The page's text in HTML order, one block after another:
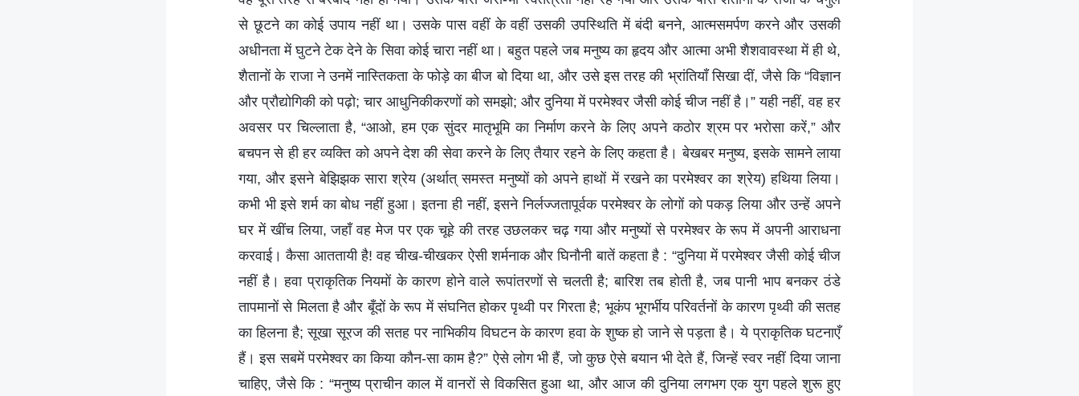
से छूटने का कोई उपाय नहीं था। उसके पास वहीं के वहीं उसकी उपस्थिति में बंदी बनने, आत्मसमर्पण करने और उसकी
अधीनता में घुटने टेक देने के सिवा कोई चारा नहीं था। बहुत पहले जब मनुष्य का हृदय और आत्मा अभी शैशवावस्था में ही थे,
शैतानों के राजा ने उनमें नास्तिकता के फोड़े का बीज बो दिया था, और उसे इस तरह की भ्रांतियाँ सिखा दीं, जैसे कि “विज्ञान
और प्रौद्योगिकी को पढ़ो; चार आधुनिकीकरणों को समझो; और दुनिया में परमेश्वर जैसी कोई चीज नहीं है।” यही नहीं, वह हर
अवसर पर चिल्लाता है, “आओ, हम एक सुंदर मातृभूमि का निर्माण करने के लिए अपने कठोर श्रम पर भरोसा करें,” और
बचपन से ही हर व्यक्ति को अपने देश की सेवा करने के लिए तैयार रहने के लिए कहता है। बेखबर मनुष्य, इसके सामने लाया
गया, और इसने बेझिझक सारा श्रेय (अर्थात् समस्त मनुष्यों को अपने हाथों में रखने का परमेश्वर का श्रेय) हथिया लिया।
कभी भी इसे शर्म का बोध नहीं हुआ। इतना ही नहीं, इसने निर्लज्जतापूर्वक परमेश्वर के लोगों को पकड़ लिया और उन्हें अपने
घर में खींच लिया, जहाँ वह मेज पर एक चूहे की तरह उछलकर चढ़ गया और मनुष्यों से परमेश्वर के रूप में अपनी आराधना
करवाई। कैसा आततायी है! वह चीख-चीखकर ऐसी शर्मनाक और घिनौनी बातें कहता है : “दुनिया में परमेश्वर जैसी कोई चीज
नहीं है। हवा प्राकृतिक नियमों के कारण होने वाले रूपांतरणों से चलती है; बारिश तब होती है, जब पानी भाप बनकर ठंडे
तापमानों से मिलता है और बूँदों के रूप में संघनित होकर पृथ्वी पर गिरता है; भूकंप भूगर्भीय परिवर्तनों के कारण पृथ्वी की सतह
का हिलना है; सूखा सूरज की सतह पर नाभिकीय विघटन के कारण हवा के शुष्क हो जाने से पड़ता है। ये प्राकृतिक घटनाएँ
हैं। इस सबमें परमेश्वर का किया कौन-सा काम है?” ऐसे लोग भी हैं, जो कुछ ऐसे बयान भी देते हैं, जिन्हें स्वर नहीं दिया जाना
चाहिए, जैसे कि : “मनुष्य प्राचीन काल में वानरों से विकसित हुआ था, और आज की दुनिया लगभग एक युग पहले शुरू हुए